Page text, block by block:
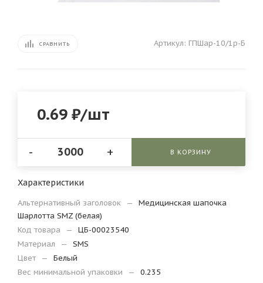
СРАВНИТЬ Артикул: ГПШар-10/1р-Б
0.69 ₽/шт
- + В КОРЗИНУ
Характеристики
Альтернативный заголовок —
Медицинская шапочка
Шарлотта SMZ (белая)
Код товара
—
ЦБ-00023540
Материал
—
SMS
Цвет
—
Белый
Вес минимальной упаковки
— 0.235